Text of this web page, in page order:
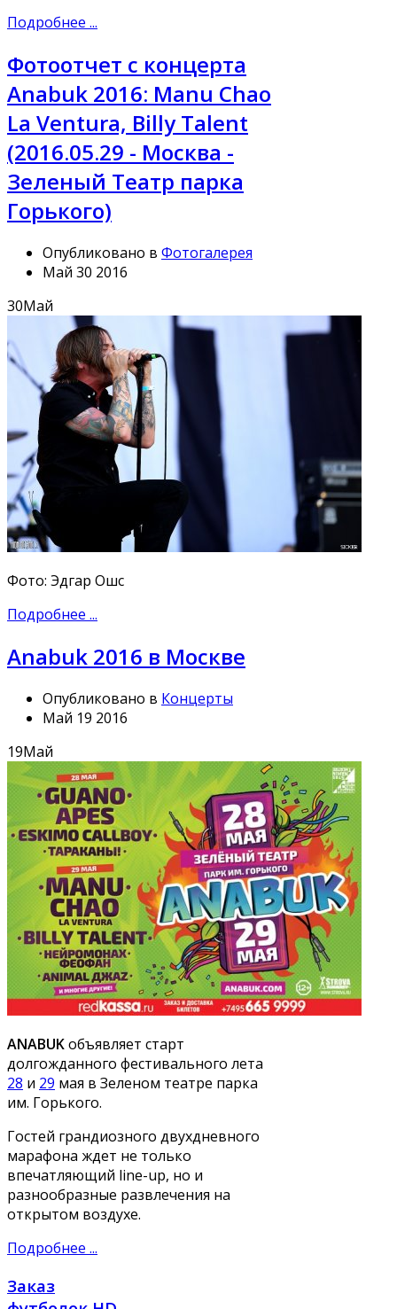
Подробнее ...
Фотоотчет с концерта
Anabuk 2016: Manu Chao
La Ventura, Billy Talent
(2016.05.29 - Москва -
Зеленый Театр парка
Горького)
Опубликовано в Фотогалерея
Май 30 2016
30Май
Фото: Эдгар Ошс
Подробнее ...
Anabuk 2016 в Москве
Опубликовано в Концерты
Май 19 2016
19Май
ANABUKобъявляет старт
долгожданного фестивального лета
28 и 29 мая в Зеленом театре парка
им. Горького.
Гостей грандиозного двухдневного
марафона ждет не только
впечатляющий line-up, но и
разнообразные развлечения на
открытом воздухе.
Подробнее ...
Заказ